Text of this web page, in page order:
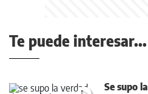
Te puede interesar...
Se supo